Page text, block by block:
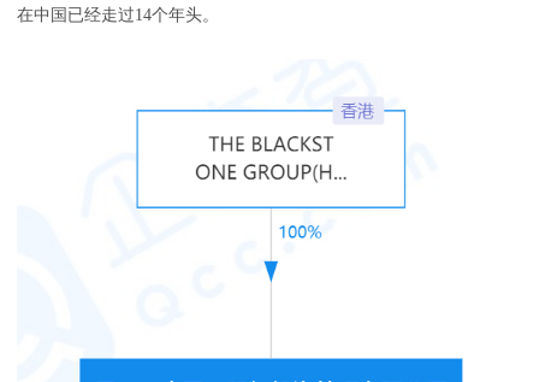
在中国已经走过14个年头。